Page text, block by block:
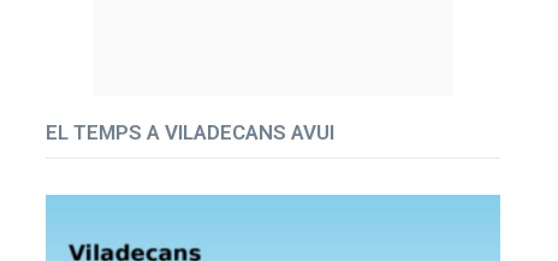
EL TEMPS A VILADECANS AVUI